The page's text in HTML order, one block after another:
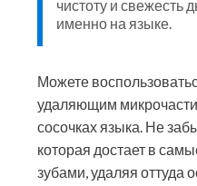
чистоту и свежесть
именно на языке.
Можете
удаляющим
сосочках языка. Не
которая достает в
зубами, удаляя оттуда